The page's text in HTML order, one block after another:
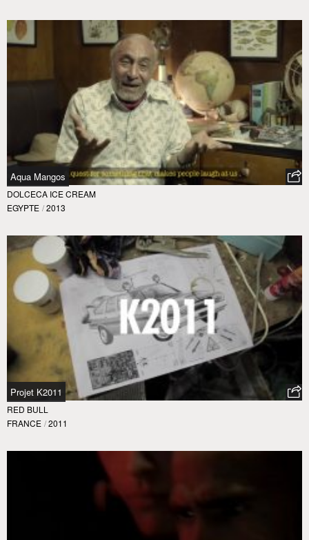
Aqua Mangos
DOLCECA ICE CREAM
EGYPTE / 2013
Projet K2011
RED BULL
FRANCE / 2011